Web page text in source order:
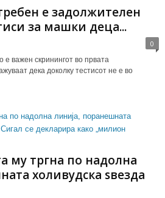
е задолжителен
за машки деца...
0
важен скринингот во првата
дека доколку тестисот не е во
му тргна по надолна
холивудска ѕвезда